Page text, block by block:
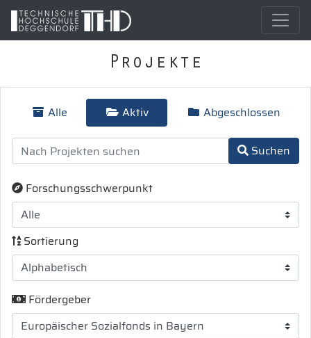
Projekte
Alle Aktiv Abgeschlossen
Suchen
Forschungsschwerpunkt
Sortierung
Fördergeber